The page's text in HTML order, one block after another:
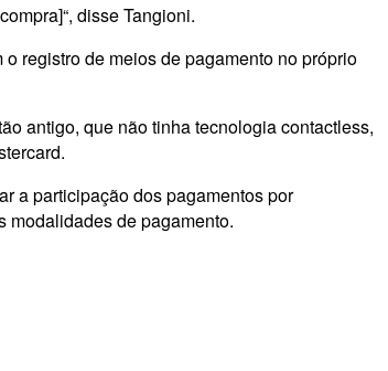
disse Tangioni.
registro de meios de pagamento no próprio
antigo, que não tinha tecnologia contactless,
a participação dos pagamentos por
modalidades de pagamento.